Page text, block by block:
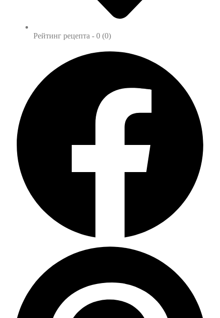
Рейтинг рецепта - 0 (0)